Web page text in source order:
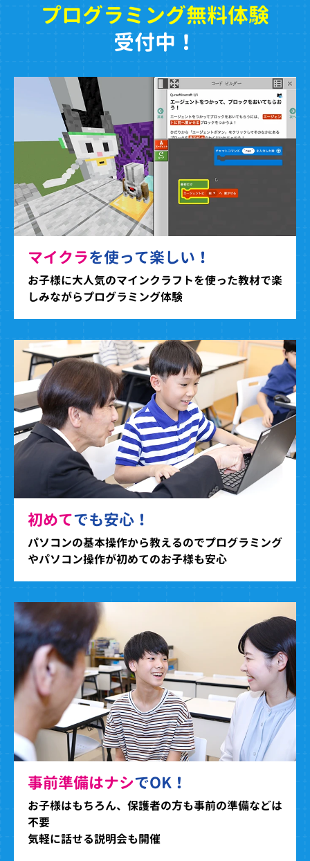
プログラミング無料体験
受付中！
マイクラを使って楽しい！
お子様に大人気のマインクラフトを使った教材で楽
しみながらプログラミング体験
初めてでも安心！
パソコンの基本操作から教えるのでプログラミング
やパソコン操作が初めてのお子様も安心
事前準備はナシでOK！
お子様はもちろん、保護者の方も事前の準備などは
不要
気軽に話せる説明会も開催